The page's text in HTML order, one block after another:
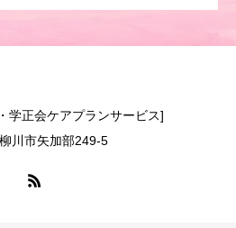
学正会ケアプランサービス]
川市矢加部249-5